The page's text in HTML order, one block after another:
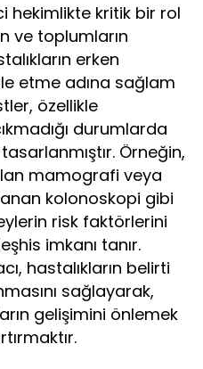
hekimlikte kritik bir rol
ve toplumların
erken
etme adına sağlam
özellikle
durumlarda
Örneğin,
mamografi veya
kolonoskopi gibi
risk faktörlerini
imkanı tanır.
hastalıkların belirti
sağlayarak,
gelişimini önlemek